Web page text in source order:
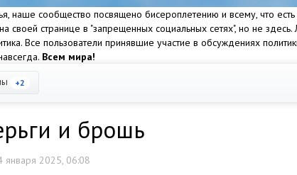
наше сообщество посвящено бисероплетению и всему, что
своей странице в "запрещенных социальных сетях", но не
Все пользователи принявшие участие в обсуждениях
Всем мира!
+2
и брошь
января 2025, 06:08